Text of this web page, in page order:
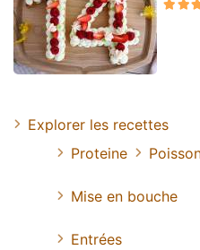
Explorer les recettes
Proteine
Mise en bouche
Entrées